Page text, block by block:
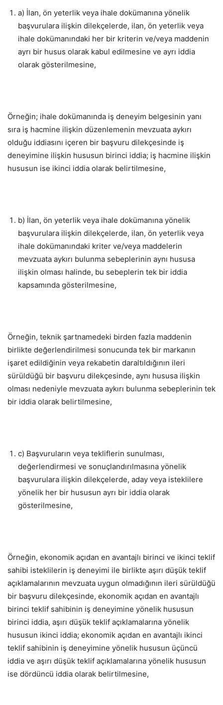
a) İlan, ön yeterlik veya ihale dokümanına yönelik
başvurulara ilişkin dilekçelerde, ilan, ön yeterlik veya
ihale dokümanındaki her bir kriterin ve/veya maddenin
ayrı bir husus olarak kabul edilmesine ve ayrı iddia
olarak gösterilmesine,
Örneğin; ihale dokümanında iş deneyim belgesinin yanı
sıra iş hacmine ilişkin düzenlemenin mevzuata aykırı
olduğu iddiasını içeren bir başvuru dilekçesinde iş
deneyimine ilişkin hususun birinci iddia; iş hacmine ilişkin
hususun ise ikinci iddia olarak belirtilmesine,
b) İlan, ön yeterlik veya ihale dokümanına yönelik
başvurulara ilişkin dilekçelerde, ilan, ön yeterlik veya
ihale dokümanındaki kriter ve/veya maddelerin
mevzuata aykırı bulunma sebeplerinin aynı hususa
ilişkin olması halinde, bu sebeplerin tek bir iddia
kapsamında gösterilmesine,
Örneğin, teknik şartnamedeki birden fazla maddenin
birlikte değerlendirilmesi sonucunda tek bir markanın
işaret edildiğinin veya rekabetin daraltıldığının ileri
sürüldüğü bir başvuru dilekçesinde, aynı hususa ilişkin
olması nedeniyle mevzuata aykırı bulunma sebeplerinin tek
bir iddia olarak belirtilmesine,
c) Başvuruların veya tekliflerin sunulması,
değerlendirmesi ve sonuçlandırılmasına yönelik
başvurulara ilişkin dilekçelerde, aday veya isteklilere
yönelik her bir hususun ayrı bir iddia olarak
gösterilmesine,
Örneğin, ekonomik açıdan en avantajlı birinci ve ikinci teklif
sahibi isteklilerin iş deneyimi ile birlikte aşırı düşük teklif
açıklamalarının mevzuata uygun olmadığının ileri sürüldüğü
bir başvuru dilekçesinde, ekonomik açıdan en avantajlı
birinci teklif sahibinin iş deneyimine yönelik hususun
birinci iddia, aşırı düşük teklif açıklamalarına yönelik
hususun ikinci iddia; ekonomik açıdan en avantajlı ikinci
teklif sahibinin iş deneyimine yönelik hususun üçüncü
iddia ve aşırı düşük teklif açıklamalarına yönelik hususun
ise dördüncü iddia olarak belirtilmesine,